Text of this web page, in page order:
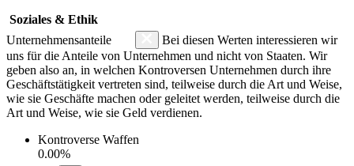
Soziales & Ethik
Unternehmensanteile
Bei diesen Werten interessieren wir
uns für die Anteile von Unternehmen und nicht von Staaten. Wir
geben also an, in welchen Kontroversen Unternehmen durch ihre
Geschäftstätigkeit vertreten sind, teilweise durch die Art und Weise,
wie sie Geschäfte machen oder geleitet werden, teilweise durch die
Art und Weise, wie sie Geld verdienen.
Kontroverse Waffen
0.00%